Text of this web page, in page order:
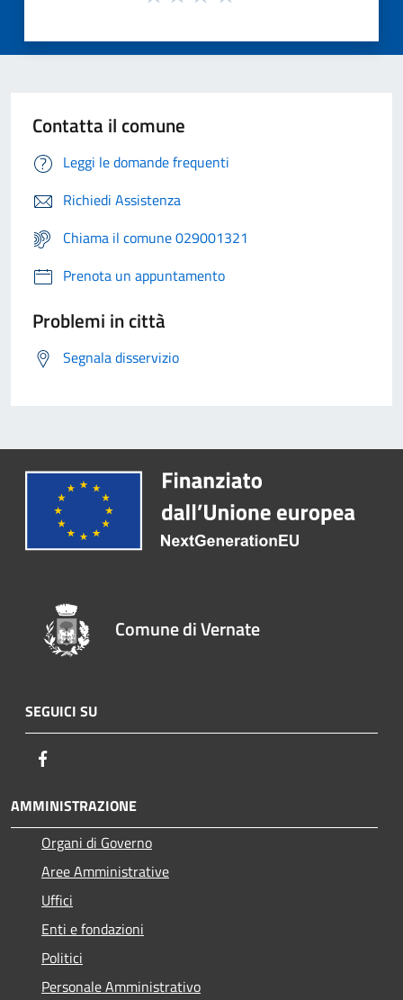
Contatta il comune
Leggi le domande frequenti
Richiedi Assistenza
Chiama il comune 029001321
Prenota un appuntamento
Problemi in città
Segnala disservizio
Comune di Vernate
SEGUICI SU
AMMINISTRAZIONE
Organi di Governo
Aree Amministrative
Uffici
Enti e fondazioni
Politici
Personale Amministrativo